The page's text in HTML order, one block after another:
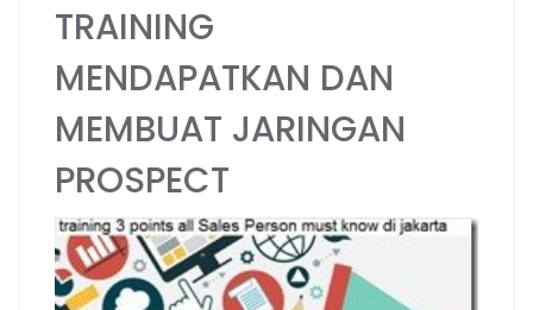
TRAINING
MENDAPATKAN DAN
MEMBUAT JARINGAN
PROSPECT